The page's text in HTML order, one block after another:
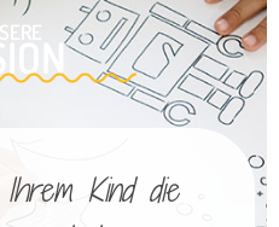
Kind die